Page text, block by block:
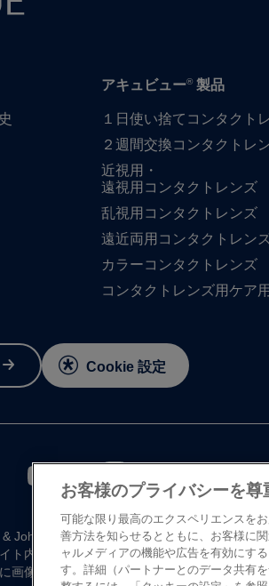
アキュビュー®製品
１日​使い捨て​​コンタクト
２週間交換コンタクトレ
近視用・
遠視用コンタクトレンズ
乱視用コンタクトレンズ
遠近両用コンタクトレン
カラーコンタクトレンズ
コンタクトレンズ用ケア
Cookie 設定
Johnson K.K. 1997-2026
ト内の​コンテンツは、​ジョンソン・ エンド
画像データの​無断転載は​お断り​いたします。
お客様のプライバシーを尊
可能な限り最高のエクスペリエンスを
善方法を知らせるとともに、お客様に
ャルメディアの機能や広告を有効にす
す。詳細（パートナーとのデータ共有